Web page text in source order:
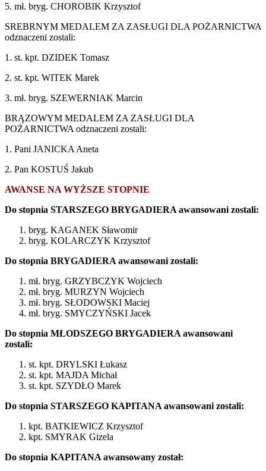
5. mł. bryg. CHOROBIK Krzysztof
SREBRNYM MEDALEM ZA ZASŁUGI DLA POŻARNICTWA
odznaczeni zostali:
1. st. kpt. DZIDEK Tomasz
2. st. kpt. WITEK Marek
3. mł. bryg. SZEWERNIAK Marcin
BRĄZOWYM MEDALEM ZA ZASŁUGI DLA
POŻARNICTWA odznaczeni zostali:
1. Pani JANICKA Aneta
2. Pan KOSTUŚ Jakub
AWANSE NA WYŻSZE STOPNIE
Do stopnia STARSZEGO BRYGADIERA awansowani zostali:
bryg. KAGANEK Sławomir
bryg. KOLARCZYK Krzysztof
Do stopnia BRYGADIERA awansowani zostali:
mł. bryg. GRZYBCZYK Wojciech
mł. bryg. MURZYN Wojciech
mł. bryg. SŁODOWSKI Maciej
mł. bryg. SMYCZYŃSKI Jacek
Do stopnia MŁODSZEGO BRYGADIERA awansowani
zostali:
st. kpt. DRYLSKI Łukasz
st. kpt. MAJDA Michał
st. kpt. SZYDŁO Marek
Do stopnia STARSZEGO KAPITANA awansowani zostali:
kpt. BATKIEWICZ Krzysztof
kpt. SMYRAK Gizela
Do stopnia KAPITANA awansowany został: